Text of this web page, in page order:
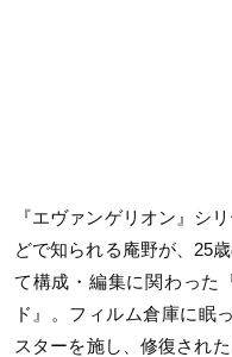
『エヴァンゲリオン』シ
どで知られる庵野が、25
て構成・編集に関わった
ド』。フィルム倉庫に眠
スターを施し、修復され